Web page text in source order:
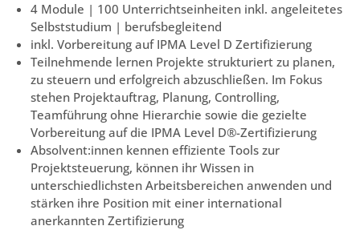
4 Module | 100 Unterrichtseinheiten inkl. angeleitetes
Selbststudium | berufsbegleitend
inkl. Vorbereitung auf IPMA Level D Zertifizierung
Teilnehmende lernen Projekte strukturiert zu planen,
zu steuern und erfolgreich abzuschließen. Im Fokus
stehen Projektauftrag, Planung, Controlling,
Teamführung ohne Hierarchie sowie die gezielte
Vorbereitung auf die IPMA Level D®-Zertifizierung
Absolvent:innen kennen effiziente Tools zur
Projektsteuerung, können ihr Wissen in
unterschiedlichsten Arbeitsbereichen anwenden und
stärken ihre Position mit einer international
anerkannten Zertifizierung